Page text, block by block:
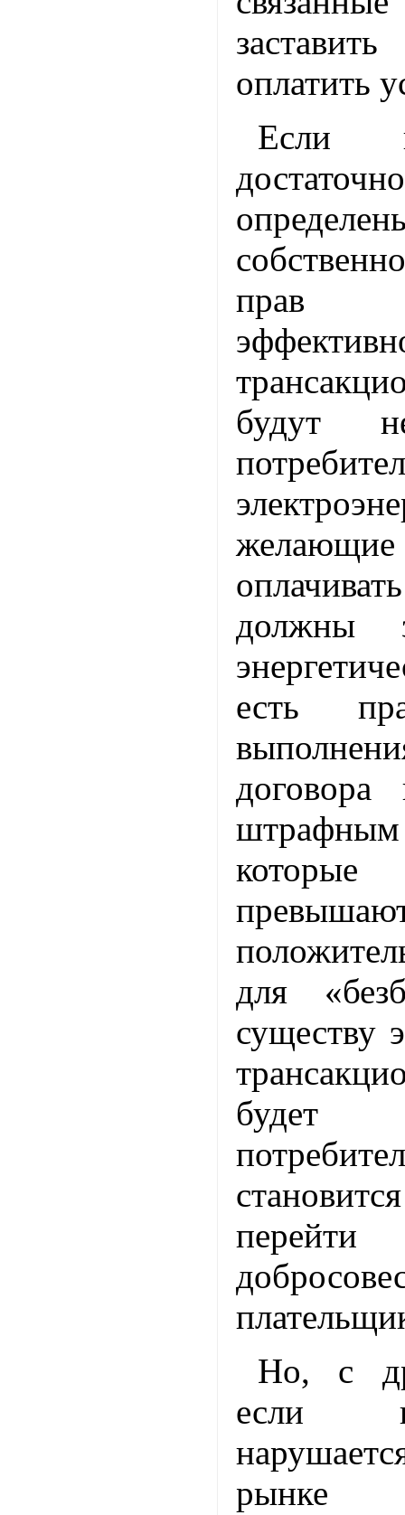
оплатить
Если
прав
будут
должны
есть
которые
для
существу
будет
Но, с
если